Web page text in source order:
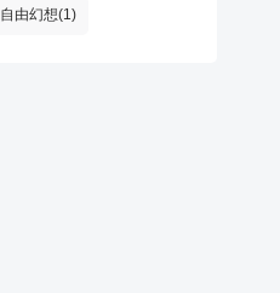
自由幻想(1)